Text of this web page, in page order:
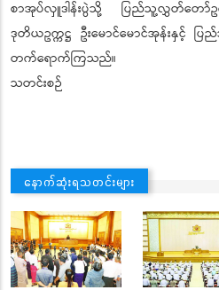
စာအုပ်လှူဒါန်းပွဲသို့ ပြည်သူ့လွှတ်တော်
ဒုတိယဥက္ကဋ္ဌ ဦးမောင်မောင်အုန်းနှင့်
တက်ရောက်ကြသည်။
သတင်းစဉ်
နောက်ဆုံးရသတင်းများ